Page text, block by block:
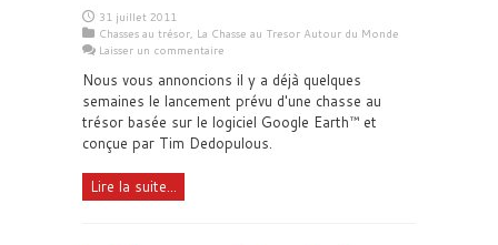
31 juillet 2011
Chasses au trésor, La Chasse au Tresor Autour du Monde
Laisser un commentaire
Nous vous annoncions il y a déjà quelques
semaines le lancement prévu d'une chasse au
trésor basée sur le logiciel Google Earth™ et
conçue par Tim Dedopulous.
Lire la suite...